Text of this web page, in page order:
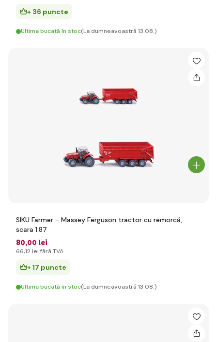
+ 36 puncte
Ultima bucată în stoc(La dumneavoastră 13.08.)
SIKU Farmer - Massey Ferguson tractor cu remorcă,
scara 1:87
80,00 lei
66,12 lei fără TVA
+ 17 puncte
Ultima bucată în stoc(La dumneavoastră 13.08.)